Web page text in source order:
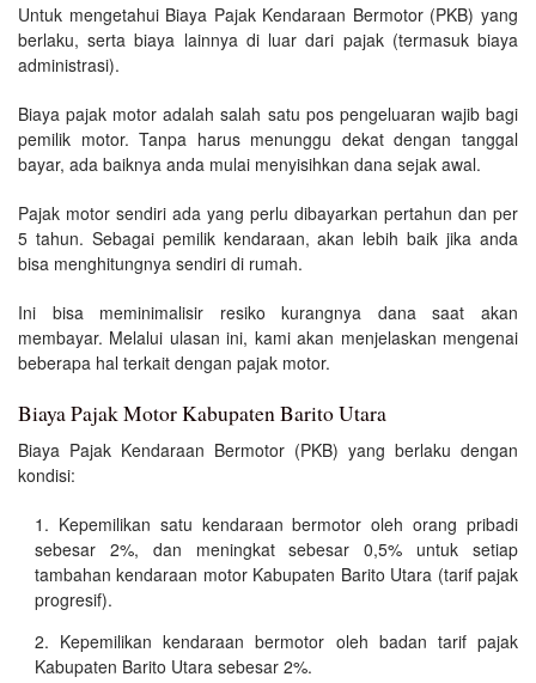
Untuk mengetahui Biaya Pajak Kendaraan Bermotor (PKB) yang
berlaku, serta biaya lainnya di luar dari pajak (termasuk biaya
administrasi).
Biaya pajak motor adalah salah satu pos pengeluaran wajib bagi
pemilik motor. Tanpa harus menunggu dekat dengan tanggal
bayar, ada baiknya anda mulai menyisihkan dana sejak awal.
Pajak motor sendiri ada yang perlu dibayarkan pertahun dan per
5 tahun. Sebagai pemilik kendaraan, akan lebih baik jika anda
bisa menghitungnya sendiri di rumah.
Ini bisa meminimalisir resiko kurangnya dana saat akan
membayar. Melalui ulasan ini, kami akan menjelaskan mengenai
beberapa hal terkait dengan pajak motor.
Biaya Pajak Motor Kabupaten Barito Utara
Biaya Pajak Kendaraan Bermotor (PKB) yang berlaku dengan
kondisi:
Kepemilikan satu kendaraan bermotor oleh orang pribadi
sebesar 2%, dan meningkat sebesar 0,5% untuk setiap
tambahan kendaraan motor Kabupaten Barito Utara (tarif pajak
progresif).
Kepemilikan kendaraan bermotor oleh badan tarif pajak
Kabupaten Barito Utara sebesar 2%.